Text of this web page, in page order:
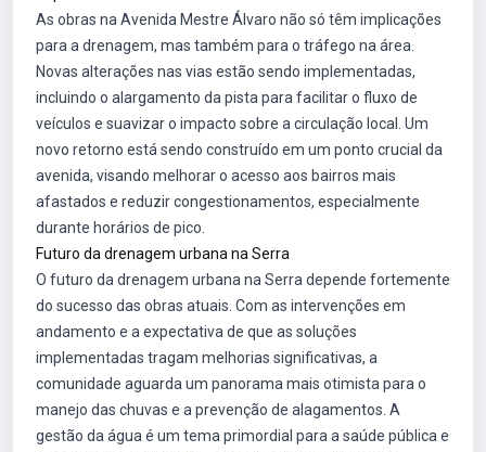
As obras na Avenida Mestre Álvaro não só têm implicações
para a drenagem, mas também para o tráfego na área.
Novas alterações nas vias estão sendo implementadas,
incluindo o alargamento da pista para facilitar o fluxo de
veículos e suavizar o impacto sobre a circulação local. Um
novo retorno está sendo construído em um ponto crucial da
avenida, visando melhorar o acesso aos bairros mais
afastados e reduzir congestionamentos, especialmente
durante horários de pico.
Futuro da drenagem urbana na Serra
O futuro da drenagem urbana na Serra depende fortemente
do sucesso das obras atuais. Com as intervenções em
andamento e a expectativa de que as soluções
implementadas tragam melhorias significativas, a
comunidade aguarda um panorama mais otimista para o
manejo das chuvas e a prevenção de alagamentos. A
gestão da água é um tema primordial para a saúde pública e